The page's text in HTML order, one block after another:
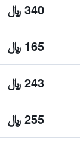
340 ﷼
165 ﷼
243 ﷼
255 ﷼